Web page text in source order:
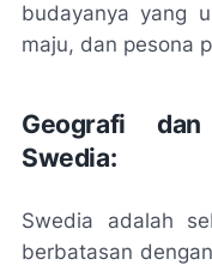
budayanya yang
maju, dan pesona
Geografi
Swedia:
Swedia adalah
berbatasan dengan